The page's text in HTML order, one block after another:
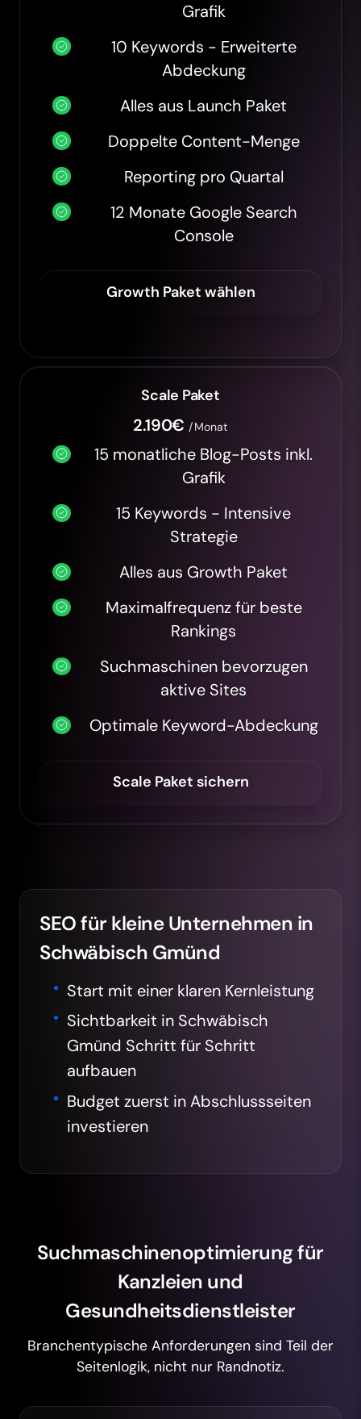
Grafik
10 Keywords - Erweiterte
Abdeckung
Alles aus Launch Paket
Doppelte Content-Menge
Reporting pro Quartal
12 Monate Google Search
Console
Growth Paket wählen
Scale Paket
2.190€ /Monat
15 monatliche Blog-Posts inkl.
Grafik
15 Keywords - Intensive
Strategie
Alles aus Growth Paket
Maximalfrequenz für beste
Rankings
Suchmaschinen bevorzugen
aktive Sites
Optimale Keyword-Abdeckung
Scale Paket sichern
SEO für kleine Unternehmen in
Schwäbisch Gmünd
Start mit einer klaren Kernleistung
Sichtbarkeit in Schwäbisch
Gmünd Schritt für Schritt
aufbauen
Budget zuerst in Abschlussseiten
investieren
Suchmaschinenoptimierung für
Kanzleien und
Gesundheitsdienstleister
Branchentypische Anforderungen sind Teil der
Seitenlogik, nicht nur Randnotiz.